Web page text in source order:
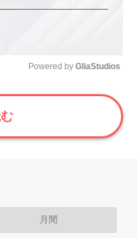
Mute
Powered by GliaStudios
月間